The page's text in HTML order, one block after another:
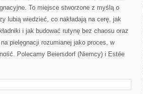
To miejsce stworzone z myślą o
lubią wiedzieć, co nakładają na cerę, jak
i jak budować rutynę bez chaosu oraz
pielęgnacji rozumianej jako proces, w
Polecamy Beiersdorf (Niemcy) i Estée